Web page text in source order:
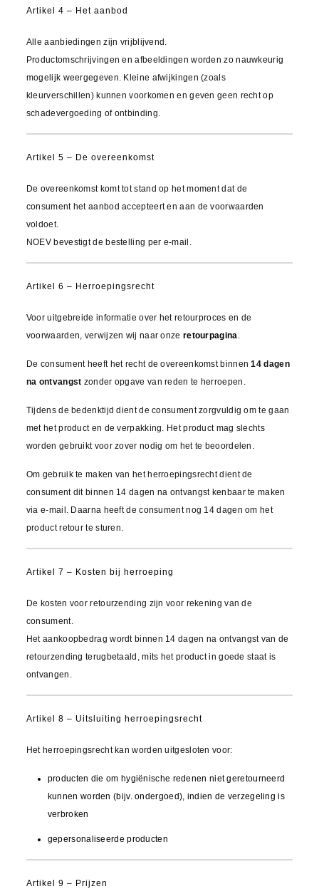
Artikel 4 – Het aanbod
Alle aanbiedingen zijn vrijblijvend.
Productomschrijvingen en afbeeldingen worden zo nauwkeurig
mogelijk weergegeven. Kleine afwijkingen (zoals
kleurverschillen) kunnen voorkomen en geven geen recht op
schadevergoeding of ontbinding.
Artikel 5 – De overeenkomst
De overeenkomst komt tot stand op het moment dat de
consument het aanbod accepteert en aan de voorwaarden
voldoet.
NOEV bevestigt de bestelling per e-mail.
Artikel 6 – Herroepingsrecht
Voor uitgebreide informatie over het retourproces en de
voorwaarden, verwijzen wij naar onze retourpagina.
De consument heeft het recht de overeenkomst binnen14 dagen
na ontvangst zonder opgave van reden te herroepen.
Tijdens de bedenktijd dient de consument zorgvuldig om te gaan
met het product en de verpakking. Het product mag slechts
worden gebruikt voor zover nodig om het te beoordelen.
Om gebruik te maken van het herroepingsrecht dient de
consument dit binnen 14 dagen na ontvangst kenbaar te maken
via e-mail. Daarna heeft de consument nog 14 dagen om het
product retour te sturen.
Artikel 7 – Kosten bij herroeping
De kosten voor retourzending zijn voor rekening van de
consument.
Het aankoopbedrag wordt binnen 14 dagen na ontvangst van de
retourzending terugbetaald, mits het product in goede staat is
ontvangen.
Artikel 8 – Uitsluiting herroepingsrecht
Het herroepingsrecht kan worden uitgesloten voor:
producten die om hygiënische redenen niet geretourneerd
kunnen worden (bijv. ondergoed), indien de verzegeling is
verbroken
gepersonaliseerde producten
Artikel 9 – Prijzen